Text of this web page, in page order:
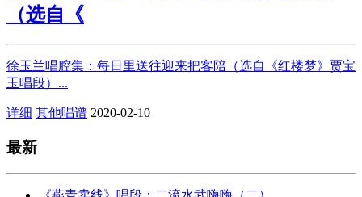
（选自《
徐玉兰唱腔集：每日里送往迎来把客陪（选自《红楼梦》贾宝
玉唱段）...
详细 其他唱谱 2020-02-10
最新